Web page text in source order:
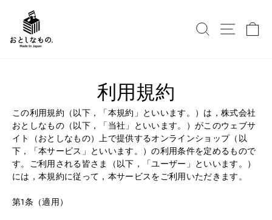
利用規約
この利用規約（以下，「本規約」といいます。）は，株式会社
おとしなもの（以下，「当社」といいます。）がこのウェブサ
イト（おとしなもの）上で提供するオンラインショップ（以
下，「本サービス」といいます。）の利用条件を定めるもので
す。ご利用される皆さま（以下，「ユーザー」といいます。）
には，本規約に従って，本サービスをご利用いただきます。
第1条（適用）